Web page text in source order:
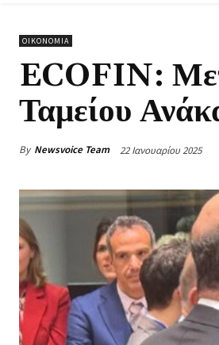
ΟΙΚΟΝΟΜΙΑ
ECOFIN:
Ταμείου
By Newsvoice Team 22 Ιανουαρίου 2025